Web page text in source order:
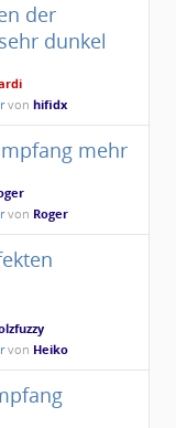
der
dunkel
vonhifidx
mehr
von Roger
von Heiko